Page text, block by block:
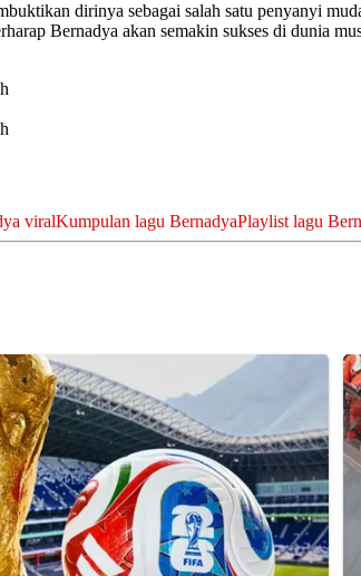
dirinya sebagai salah satu penyanyi
Bernadya akan semakin sukses di dunia
viralKumpulan lagu BernadyaPlaylist lagu